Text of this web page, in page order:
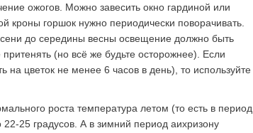
ожогов. Можно завесить окно гардиной или
кроны горшок нужно периодически поворачивать.
до середины весны освещение должно быть
(но всё же будьте осторожнее). Если
на цветок не менее 6 часов в день), то используйте
роста температура летом (то есть в период
25 градусов. А в зимний период аихризону